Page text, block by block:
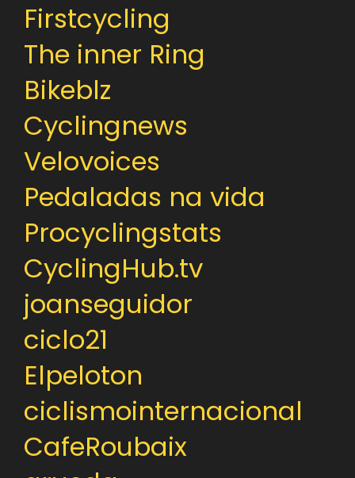
Firstcycling
The inner Ring
Bikeblz
Cyclingnews
Velovoices
Pedaladas na vida
Procyclingstats
CyclingHub.tv
joanseguidor
ciclo21
Elpeloton
ciclismointernacional
CafeRoubaix